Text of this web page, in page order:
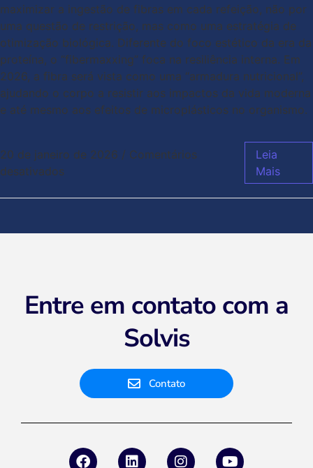
maximizar a ingestão de fibras em cada refeição, não por
uma questão de restrição, mas como uma estratégia de
otimização biológica. Diferente do foco estético da era da
proteína, o “fibermaxxing” foca na resiliência interna. Em
2026, a fibra será vista como uma “armadura nutricional”,
ajudando o corpo a resistir aos impactos da vida moderna
e até mesmo aos efeitos de microplásticos no organismo.
20 de janeiro de 2026 / Comentários
desativados
Leia
Mais
Entre em contato com a
Solvis
Contato